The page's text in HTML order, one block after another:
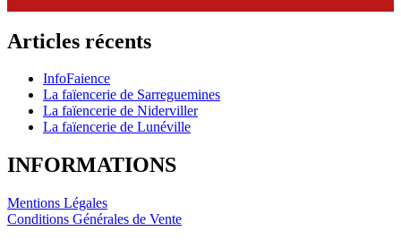
Articles récents
InfoFaience
La faïencerie de Sarreguemines
La faïencerie de Niderviller
La faïencerie de Lunéville
INFORMATIONS
Mentions Légales
Conditions Générales de Vente